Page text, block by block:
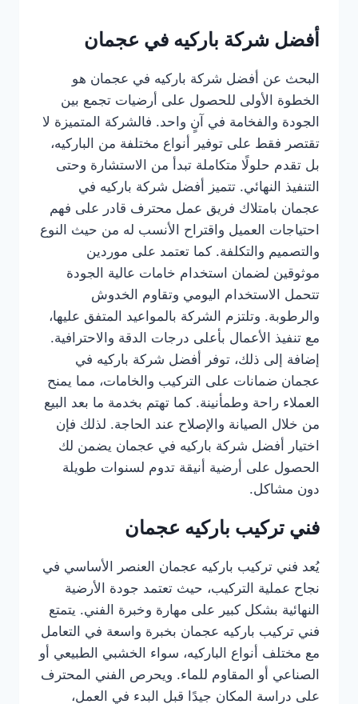
أفضل شركة باركيه في عجمان
البحث عن أفضل شركة باركيه في عجمان هو
الخطوة الأولى للحصول على أرضيات تجمع بين
الجودة والفخامة في آنٍ واحد. فالشركة المتميزة لا
تقتصر فقط على توفير أنواع مختلفة من الباركيه،
بل تقدم حلولًا متكاملة تبدأ من الاستشارة وحتى
التنفيذ النهائي. تتميز أفضل شركة باركيه في
عجمان بامتلاك فريق عمل محترف قادر على فهم
احتياجات العميل واقتراح الأنسب له من حيث النوع
والتصميم والتكلفة. كما تعتمد على موردين
موثوقين لضمان استخدام خامات عالية الجودة
تتحمل الاستخدام اليومي وتقاوم الخدوش
والرطوبة. وتلتزم الشركة بالمواعيد المتفق عليها،
مع تنفيذ الأعمال بأعلى درجات الدقة والاحترافية.
إضافة إلى ذلك، توفر أفضل شركة باركيه في
عجمان ضمانات على التركيب والخامات، مما يمنح
العملاء راحة وطمأنينة. كما تهتم بخدمة ما بعد البيع
من خلال الصيانة والإصلاح عند الحاجة. لذلك فإن
اختيار أفضل شركة باركيه في عجمان يضمن لك
الحصول على أرضية أنيقة تدوم لسنوات طويلة
دون مشاكل.
فني تركيب باركيه عجمان
يُعد فني تركيب باركيه عجمان العنصر الأساسي في
نجاح عملية التركيب، حيث تعتمد جودة الأرضية
النهائية بشكل كبير على مهارة وخبرة الفني. يتمتع
فني تركيب باركيه عجمان بخبرة واسعة في التعامل
مع مختلف أنواع الباركيه، سواء الخشبي الطبيعي أو
الصناعي أو المقاوم للماء. ويحرص الفني المحترف
على دراسة المكان جيدًا قبل البدء في العمل،